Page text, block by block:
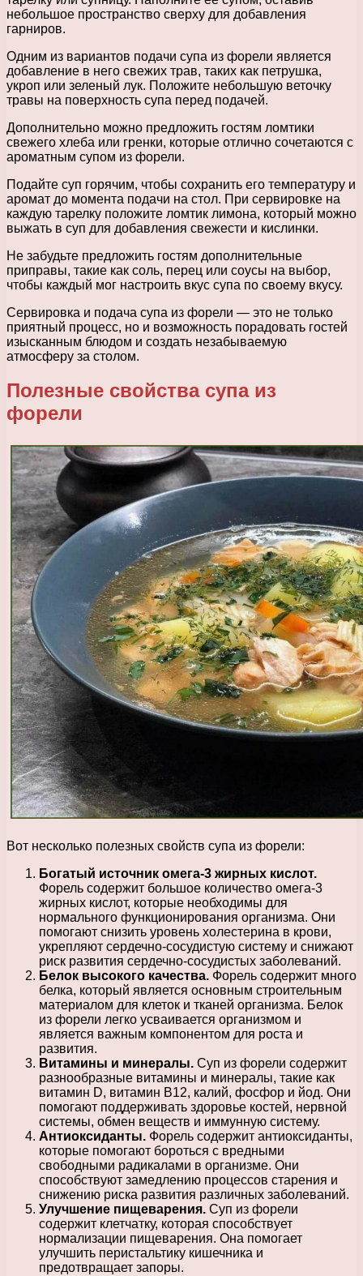
небольшое пространство сверху для добавления
гарниров.
Одним из вариантов подачи супа из форели является
добавление в него свежих трав, таких как петрушка,
укроп или зеленый лук. Положите небольшую веточку
травы на поверхность супа перед подачей.
Дополнительно можно предложить гостям ломтики
свежего хлеба или гренки, которые отлично сочетаются с
ароматным супом из форели.
Подайте суп горячим, чтобы сохранить его температуру и
аромат до момента подачи на стол. При сервировке на
каждую тарелку положите ломтик лимона, который можно
выжать в суп для добавления свежести и кислинки.
Не забудьте предложить гостям дополнительные
приправы, такие как соль, перец или соусы на выбор,
чтобы каждый мог настроить вкус супа по своему вкусу.
Сервировка и подача супа из форели — это не только
приятный процесс, но и возможность порадовать гостей
изысканным блюдом и создать незабываемую
атмосферу за столом.
Полезные свойства супа из
форели
Вот несколько полезных свойств супа из форели:
Богатый источник омега-3 жирных кислот.
Форель содержит большое количество омега-3
жирных кислот, которые необходимы для
нормального функционирования организма. Они
помогают снизить уровень холестерина в крови,
укрепляют сердечно-сосудистую систему и снижают
риск развития сердечно-сосудистых заболеваний.
Белок высокого качества. Форель содержит много
белка, который является основным строительным
материалом для клеток и тканей организма. Белок
из форели легко усваивается организмом и
является важным компонентом для роста и
развития.
Витамины и минералы. Суп из форели содержит
разнообразные витамины и минералы, такие как
витамин D, витамин В12, калий, фосфор и йод. Они
помогают поддерживать здоровье костей, нервной
системы, обмен веществ и иммунную систему.
Антиоксиданты. Форель содержит антиоксиданты,
которые помогают бороться с вредными
свободными радикалами в организме. Они
способствуют замедлению процессов старения и
снижению риска развития различных заболеваний.
Улучшение пищеварения. Суп из форели
содержит клетчатку, которая способствует
нормализации пищеварения. Она помогает
улучшить перистальтику кишечника и
предотвращает запоры.